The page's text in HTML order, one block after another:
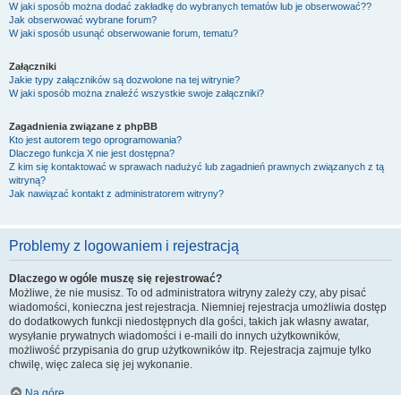
W jaki sposób można dodać zakładkę do wybranych tematów lub je obserwować??
Jak obserwować wybrane forum?
W jaki sposób usunąć obserwowanie forum, tematu?
Załączniki
Jakie typy załączników są dozwolone na tej witrynie?
W jaki sposób można znaleźć wszystkie swoje załączniki?
Zagadnienia związane z phpBB
Kto jest autorem tego oprogramowania?
Dlaczego funkcja X nie jest dostępna?
Z kim się kontaktować w sprawach nadużyć lub zagadnień prawnych związanych z tą
witryną?
Jak nawiązać kontakt z administratorem witryny?
Problemy z logowaniem i rejestracją
Dlaczego w ogóle muszę się rejestrować?
Możliwe, że nie musisz. To od administratora witryny zależy czy, aby pisać
wiadomości, konieczna jest rejestracja. Niemniej rejestracja umożliwia dostęp
do dodatkowych funkcji niedostępnych dla gości, takich jak własny awatar,
wysyłanie prywatnych wiadomości i e-maili do innych użytkowników,
możliwość przypisania do grup użytkowników itp. Rejestracja zajmuje tylko
chwilę, więc zaleca się jej wykonanie.